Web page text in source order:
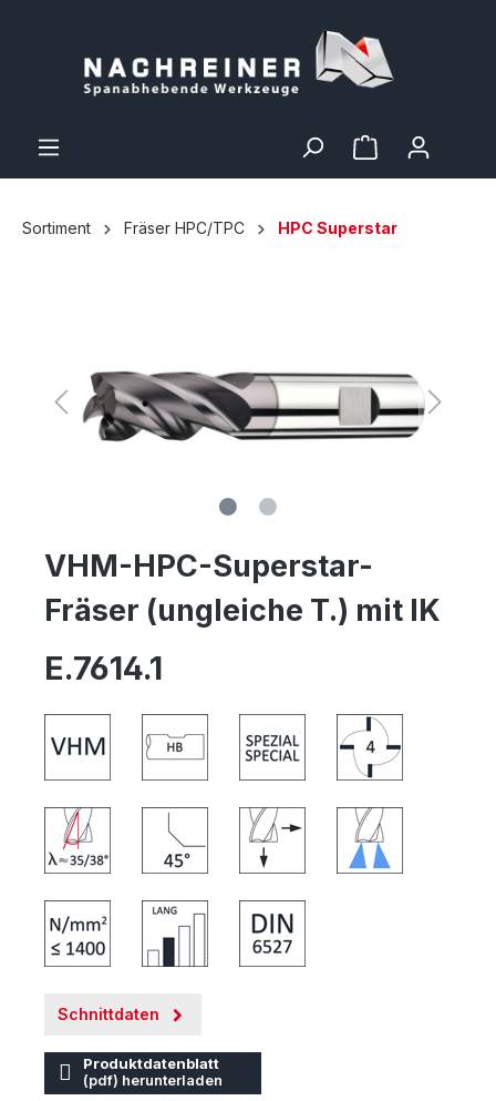
Sortiment Fräser HPC/TPC HPC Superstar
VHM-HPC-Superstar-
Fräser (ungleiche T.) mit IK
E.7614.1
Schnittdaten
Produktdatenblatt
(pdf) herunterladen